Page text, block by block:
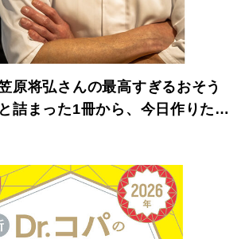
原将弘さんの最高すぎるおそう
詰まった1冊から、今日作りたく